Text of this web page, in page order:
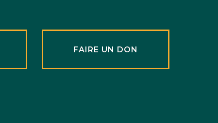
FAIRE UN DON